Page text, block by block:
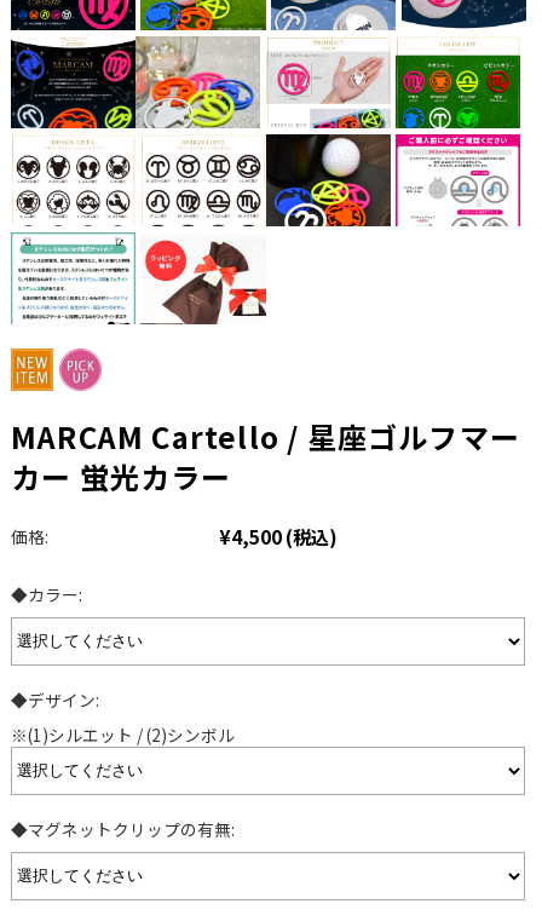
MARCAM Cartello / 星座ゴルフマー
カー 蛍光カラー
価格: ¥4,500(税込)
◆カラー:
◆デザイン:
※(1)シルエット / (2)シンボル
◆マグネットクリップの有無: